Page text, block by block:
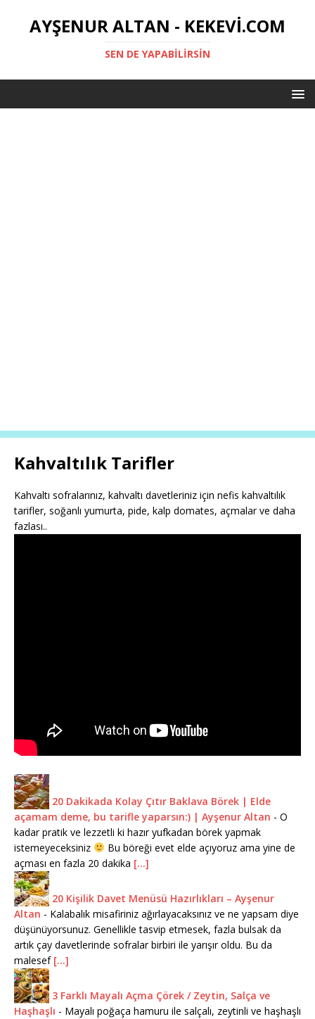
AYŞENUR ALTAN - KEKEVI.COM
SEN DE YAPABILIRSIN
Kahvaltılık Tarifler
Kahvaltı sofralarınız, kahvaltı davetleriniz için nefis kahvaltılık
tarifler, soğanlı yumurta, pide, kalp domates, açmalar ve daha
fazlası..
20 Dakikada Kolay Çıtır Baklava Börek | Elde
açamam deme, bu tarifle yaparsın:) | Ayşenur Altan - O
kadar pratik ve lezzetli ki hazır yufkadan börek yapmak
istemeyeceksiniz
Bu böreği evet elde açıyoruz ama yine de
açması en fazla 20 dakika [...]
20 Kişilik Davet Menüsü Hazırlıkları – Ayşenur
Altan - Kalabalık misafiriniz ağırlayacaksınız ve ne yapsam diye
düşünüyorsunuz. Genellikle tasvip etmesek, fazla bulsak da
artık çay davetlerinde sofralar birbiri ile yarışır oldu. Bu da
malesef [...]
3 Farklı Mayalı Açma Çörek / Zeytin, Salça ve
Haşhaşlı - Mayalı poğaça hamuru ile salçalı, zeytinli ve haşhaşlı